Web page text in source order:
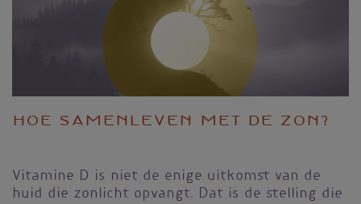
Hoe samenleven met de zon?
Vitamine D is niet de enige uitkomst van de
huid die zonlicht opvangt. Dat is de stelling die